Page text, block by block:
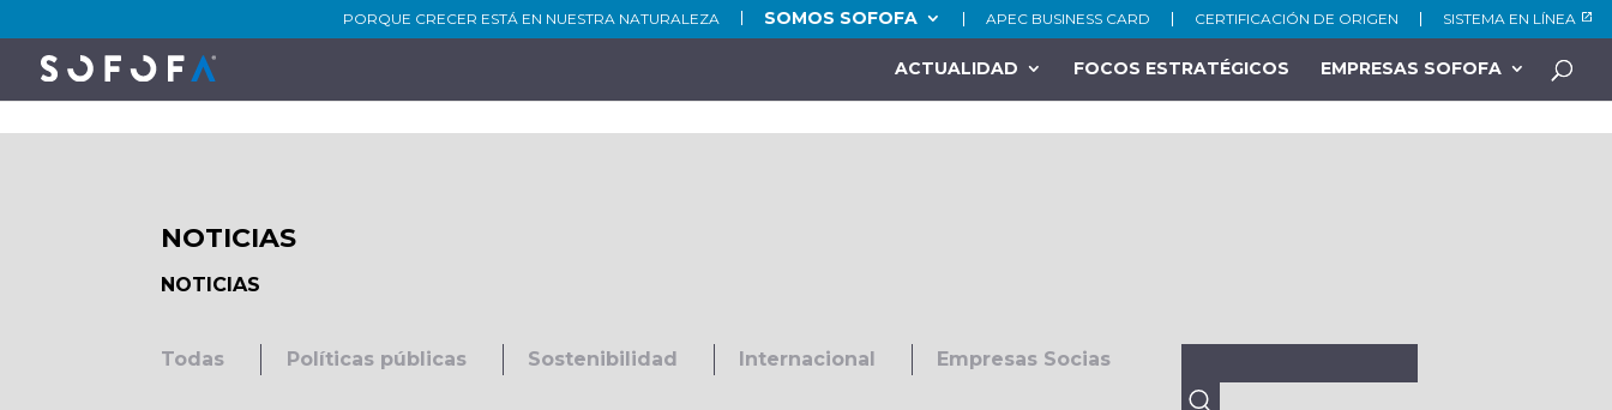
PORQUE CRECER ESTÁ EN NUESTRA NATURALEZA SOMOS SOFOFA APEC BUSINESS CARD CERTIFICACIÓN DE ORIGEN SISTEMA EN LÍNEA
ACTUALIDAD FOCOS ESTRATÉGICOS EMPRESAS SOFOFA
NOTICIAS
NOTICIAS
Todas Políticas públicas Sostenibilidad Internacional Empresas Socias